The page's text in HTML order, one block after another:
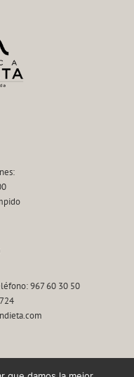
967 60 30 50